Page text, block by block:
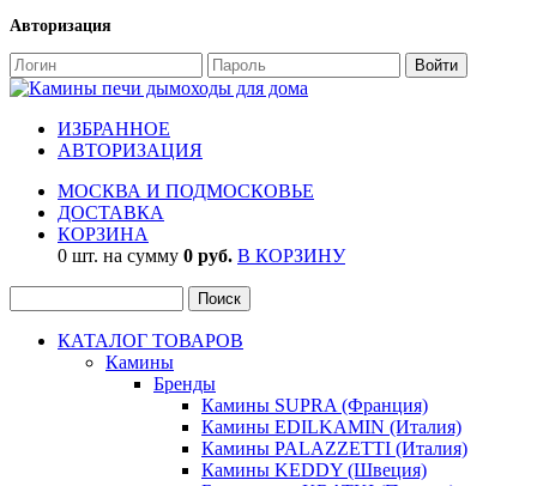
Авторизация
ИЗБРАННОЕ
АВТОРИЗАЦИЯ
МОСКВА И ПОДМОСКОВЬЕ
ДОСТАВКА
КОРЗИНА
0 шт. на сумму 0 руб. В КОРЗИНУ
КАТАЛОГ ТОВАРОВ
Камины
Бренды
Камины SUPRA (Франция)
Камины EDILKAMIN (Италия)
Камины PALAZZETTI (Италия)
Камины KEDDY (Швеция)